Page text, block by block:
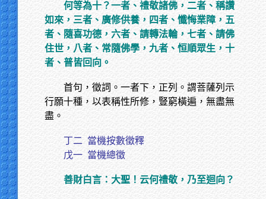
何等為十？一者、禮敬諸佛，二者、稱讚
如來，三者、廣修供養，四者、懺悔業障，五
者、隨喜功德，六者、請轉法輪，七者、請佛
住世，八者、常隨佛學，九者、恒順眾生，十
者、普皆回向。
首句，徵詞。一者下，正列。謂菩薩列示
行願十種，以表稱性所修，豎窮橫遍，無盡無
盡。
丁二 當機按數徵釋
戊一 當機總徵
善財白言：大聖！云何禮敬，乃至迴向？